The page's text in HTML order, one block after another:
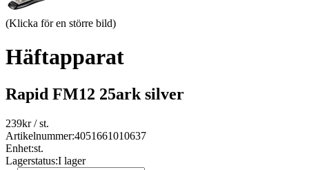
(Klicka för en större bild)
Häftapparat
Rapid FM12 25ark silver
239kr/ st.
Artikelnummer:4051661010637
Enhet:st.
Lagerstatus:I lager